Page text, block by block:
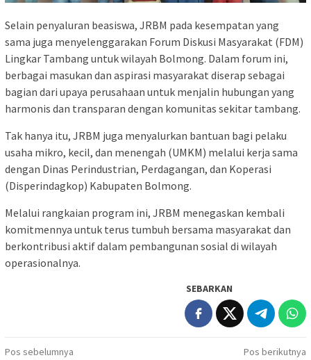
Selain penyaluran beasiswa, JRBM pada kesempatan yang
sama juga menyelenggarakan Forum Diskusi Masyarakat (FDM)
Lingkar Tambang untuk wilayah Bolmong. Dalam forum ini,
berbagai masukan dan aspirasi masyarakat diserap sebagai
bagian dari upaya perusahaan untuk menjalin hubungan yang
harmonis dan transparan dengan komunitas sekitar tambang.
Tak hanya itu, JRBM juga menyalurkan bantuan bagi pelaku
usaha mikro, kecil, dan menengah (UMKM) melalui kerja sama
dengan Dinas Perindustrian, Perdagangan, dan Koperasi
(Disperindagkop) Kabupaten Bolmong.
Melalui rangkaian program ini, JRBM menegaskan kembali
komitmennya untuk terus tumbuh bersama masyarakat dan
berkontribusi aktif dalam pembangunan sosial di wilayah
operasionalnya.
SEBARKAN
Navigasi
Pos sebelumnya Pos berikutnya